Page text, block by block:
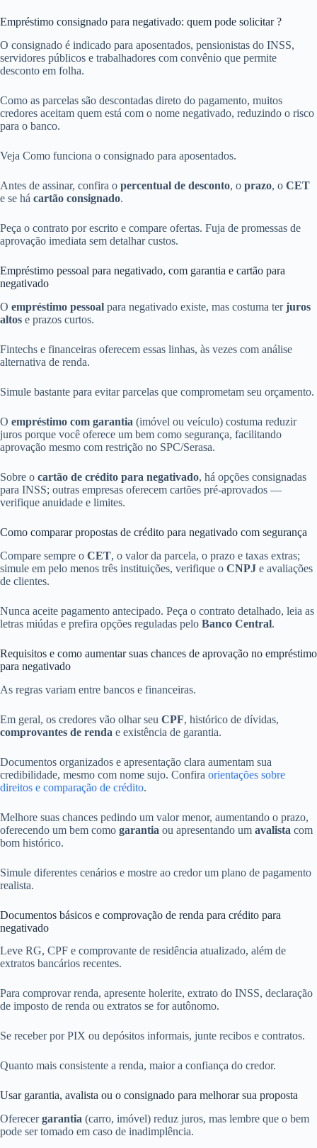
Empréstimo consignado para negativado: quem pode solicitar ?
O consignado é indicado para aposentados, pensionistas do INSS,
servidores públicos e trabalhadores com convênio que permite
desconto em folha.
Como as parcelas são descontadas direto do pagamento, muitos
credores aceitam quem está com o nome negativado, reduzindo o risco
para o banco.
Veja Como funciona o consignado para aposentados.
Antes de assinar, confira o percentual de desconto, o prazo, o CET
e se há cartão consignado.
Peça o contrato por escrito e compare ofertas. Fuja de promessas de
aprovação imediata sem detalhar custos.
Empréstimo pessoal para negativado, com garantia e cartão para
negativado
O empréstimo pessoal para negativado existe, mas costuma terjuros
altos e prazos curtos.
Fintechs e financeiras oferecem essas linhas, às vezes com análise
alternativa de renda.
Simule bastante para evitar parcelas que comprometam seu orçamento.
O empréstimo com garantia (imóvel ou veículo) costuma reduzir
juros porque você oferece um bem como segurança, facilitando
aprovação mesmo com restrição no SPC/Serasa.
Sobre o cartão de crédito para negativado, há opções consignadas
para INSS; outras empresas oferecem cartões pré-aprovados —
verifique anuidade e limites.
Como comparar propostas de crédito para negativado com segurança
Compare sempre o CET, o valor da parcela, o prazo e taxas extras;
simule em pelo menos três instituições, verifique o CNPJ e avaliações
de clientes.
Nunca aceite pagamento antecipado. Peça o contrato detalhado, leia as
letras miúdas e prefira opções reguladas pelo Banco Central.
Requisitos e como aumentar suas chances de aprovação no empréstimo
para negativado
As regras variam entre bancos e financeiras.
Em geral, os credores vão olhar seu CPF, histórico de dívidas,
comprovantes de renda e existência de garantia.
Documentos organizados e apresentação clara aumentam sua
credibilidade, mesmo com nome sujo. Confira orientações sobre
direitos e comparação de crédito.
Melhore suas chances pedindo um valor menor, aumentando o prazo,
oferecendo um bem como garantia ou apresentando um avalista com
bom histórico.
Simule diferentes cenários e mostre ao credor um plano de pagamento
realista.
Documentos básicos e comprovação de renda para crédito para
negativado
Leve RG, CPF e comprovante de residência atualizado, além de
extratos bancários recentes.
Para comprovar renda, apresente holerite, extrato do INSS, declaração
de imposto de renda ou extratos se for autônomo.
Se receber por PIX ou depósitos informais, junte recibos e contratos.
Quanto mais consistente a renda, maior a confiança do credor.
Usar garantia, avalista ou o consignado para melhorar sua proposta
Oferecergarantia (carro, imóvel) reduz juros, mas lembre que o bem
pode ser tomado em caso de inadimplência.